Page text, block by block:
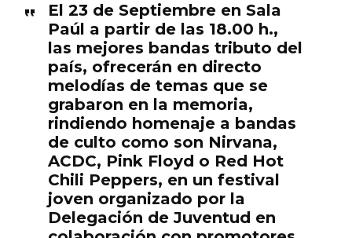
El 23 de Septiembre en Sala
Paúl a partir de las 18.00 h.,
las mejores bandas tributo del
país, ofrecerán en directo
melodías de temas que se
grabaron en la memoria,
rindiendo homenaje a bandas
de culto como son Nirvana,
ACDC, Pink Floyd o Red Hot
Chili Peppers, en un festival
joven organizado por la
Delegación de Juventud en